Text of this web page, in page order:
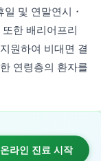
및 연말연시・
한 배리어프리
원하여 비대면 결
연령층의 환자를
라인 진료 시작